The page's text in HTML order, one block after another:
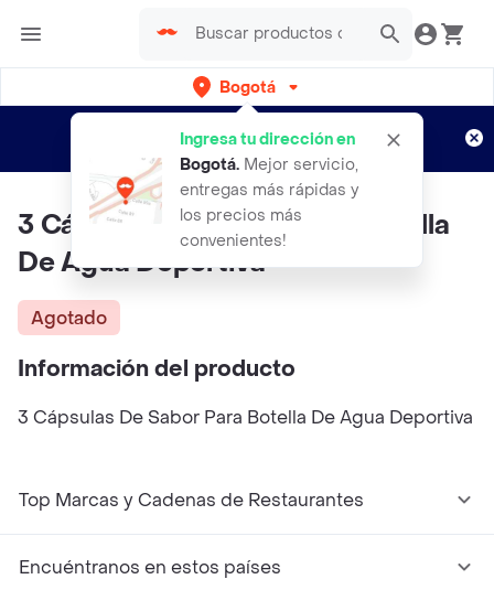
Bogotá
Ingresa tu dirección en
Bogotá. Mejor servicio,
entregas más rápidas y
los precios más
convenientes!
envíos gratis por semanas
Aplican TyC
3 Cápsulas De Sabor Para Botella
De Agua Deportiva
Agotado
Información del producto
3 Cápsulas De Sabor Para Botella De Agua Deportiva
Top Marcas y Cadenas de Restaurantes
Encuéntranos en estos países